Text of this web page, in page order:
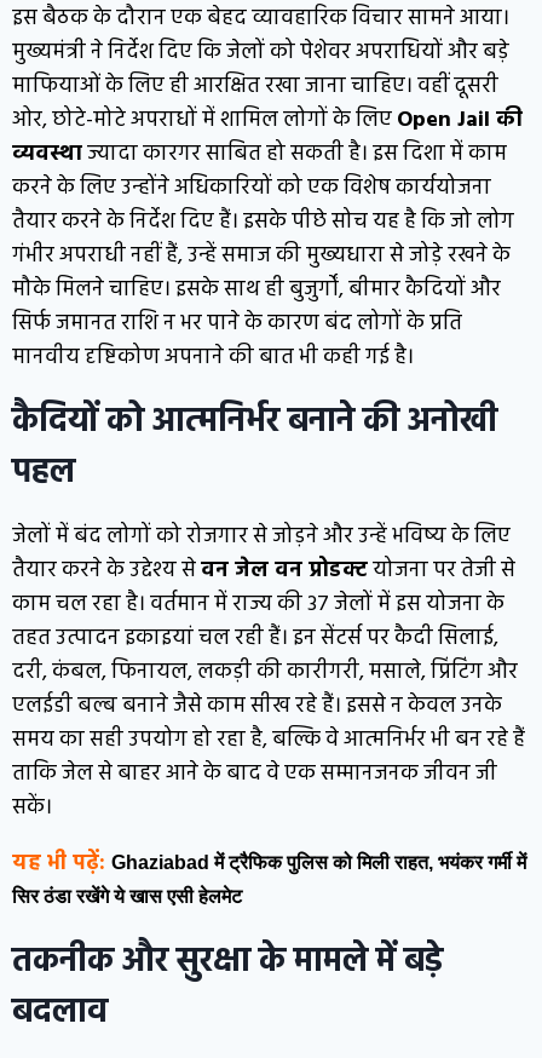
इस बैठक के दौरान एक बेहद व्यावहारिक विचार सामने आया।
मुख्यमंत्री ने निर्देश दिए कि जेलों को पेशेवर अपराधियों और बड़े
माफियाओं के लिए ही आरक्षित रखा जाना चाहिए। वहीं दूसरी
ओर, छोटे-मोटे अपराधों में शामिल लोगों के लिएOpen Jail की
व्यवस्थाज्यादा कारगर साबित हो सकती है। इस दिशा में काम
करने के लिए उन्होंने अधिकारियों को एक विशेष कार्ययोजना
तैयार करने के निर्देश दिए हैं। इसके पीछे सोच यह है कि जो लोग
गंभीर अपराधी नहीं हैं, उन्हें समाज की मुख्यधारा से जोड़े रखने के
मौके मिलने चाहिए। इसके साथ ही बुजुर्गों, बीमार कैदियों और
सिर्फ जमानत राशि न भर पाने के कारण बंद लोगों के प्रति
मानवीय दृष्टिकोण अपनाने की बात भी कही गई है।
कैदियों को आत्मनिर्भर बनाने की अनोखी
पहल
जेलों में बंद लोगों को रोजगार से जोड़ने और उन्हें भविष्य के लिए
तैयार करने के उद्देश्य सेवन जेल वन प्रोडक्टयोजना पर तेजी से
काम चल रहा है। वर्तमान में राज्य की 37 जेलों में इस योजना के
तहत उत्पादन इकाइयां चल रही हैं। इन सेंटर्स पर कैदी सिलाई,
दरी, कंबल, फिनायल, लकड़ी की कारीगरी, मसाले, प्रिंटिंग और
एलईडी बल्ब बनाने जैसे काम सीख रहे हैं। इससे न केवल उनके
समय का सही उपयोग हो रहा है, बल्कि वे आत्मनिर्भर भी बन रहे हैं
ताकि जेल से बाहर आने के बाद वे एक सम्मानजनक जीवन जी
सकें।
यह भी पढ़ें: Ghaziabad में ट्रैफिक पुलिस को मिली राहत, भयंकर गर्मी में
सिर ठंडा रखेंगे ये खास एसी हेलमेट
तकनीक और सुरक्षा के मामले में बड़े
बदलाव